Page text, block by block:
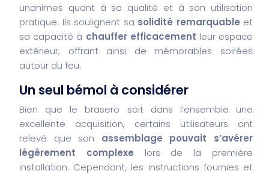
unanimes quant à sa qualité et à son utilisation
pratique. Ils soulignent sa solidité remarquable et
sa capacité à chauffer efficacement leur espace
extérieur, offrant ainsi de mémorables soirées
autour du feu.
Un seul bémol à considérer
Bien que le brasero soit dans l’ensemble une
excellente acquisition, certains utilisateurs ont
relevé que son assemblage pouvait s’avérer
légèrement complexe lors de la première
installation. Cependant, les instructions fournies et